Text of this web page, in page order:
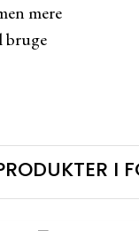
mere
bruge
I